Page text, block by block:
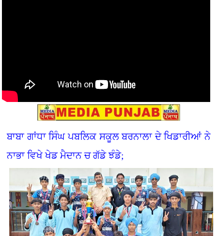
ਬਾਬਾ ਗਾਂਧਾ ਸਿੰਘ ਪਬਲਿਕ ਸਕੂਲ ਬਰਨਾਲਾ ਦੇ ਖਿਡਾਰੀਆਂ ਨੇ
ਨਾਭਾ ਵਿਖੇ ਖੇਡ ਮੈਦਾਨ ਚ ਗੱਡੇ ਝੰਡੇ;